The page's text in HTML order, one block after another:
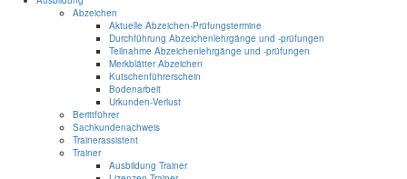
Abzeichen
Aktuelle Abzeichen-Prüfungstermine
Durchführung Abzeichenlehrgänge und -prüfungen
Teilnahme Abzeichenlehrgänge und -prüfungen
Merkblätter Abzeichen
Kutschenführerschein
Bodenarbeit
Urkunden-Verlust
Berittführer
Sachkundenachweis
Trainerassistent
Trainer
Ausbildung Trainer